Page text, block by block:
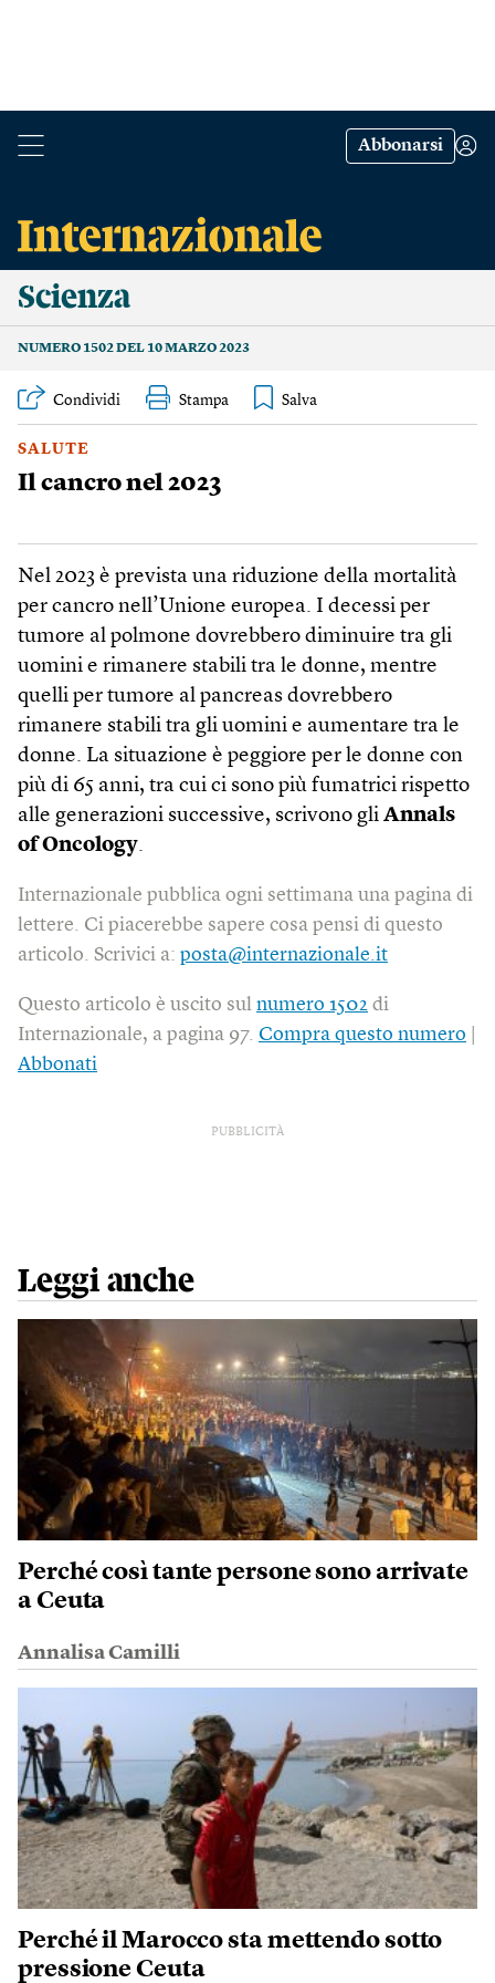
Abbonarsi
Scienza
NUMERO 1502 DEL 10 MARZO 2023
Condividi Stampa
SALUTE
Il cancro nel 2023
Nel 2023 è prevista una riduzione della mortalità
per cancro nell’Unione europea. I decessi per
tumore al polmone dovrebbero diminuire tra gli
uomini e rimanere stabili tra le donne, mentre
quelli per tumore al pancreas dovrebbero
rimanere stabili tra gli uomini e aumentare tra le
donne. La situazione è peggiore per le donne con
più di 65 anni, tra cui ci sono più fumatrici rispetto
alle generazioni successive, scrivono gli Annals
of Oncology.
Internazionale pubblica ogni settimana una pagina di
lettere. Ci piacerebbe sapere cosa pensi di questo
articolo. Scrivici a: posta@internazionale.it
Questo articolo è uscito sul numero 1502 di
Internazionale, a pagina 97. Compra questo numero
Abbonati
PUBBLICITÀ
Leggi anche
Perché così tante persone sono arrivate
a Ceuta
Annalisa Camilli
Perché il Marocco sta mettendo sotto
pressione Ceuta